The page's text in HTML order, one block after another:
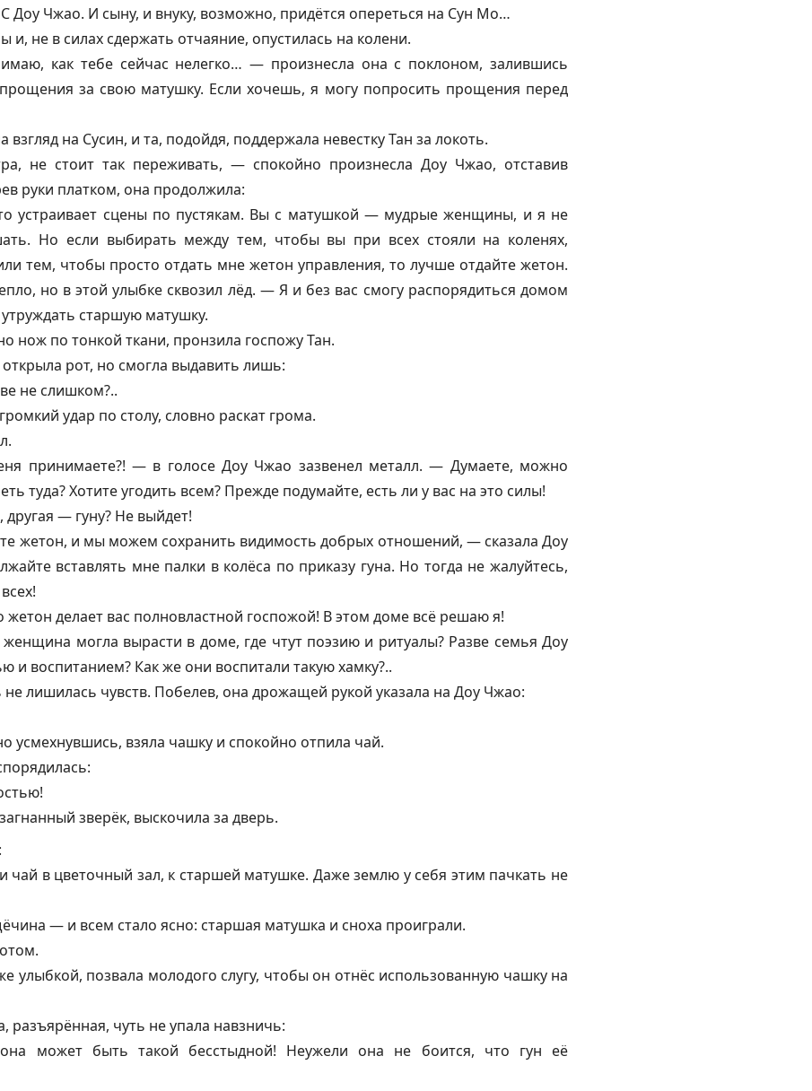
С Доу Чжао. И сыну, и внуку, возможно, придётся опереться на Сун Мо…
и, не в силах сдержать отчаяние, опустилась на колени.
как тебе сейчас нелегко… — произнесла она с поклоном, залившись
за свою матушку. Если хочешь, я могу попросить прощения перед
на Сусин, и та, подойдя, поддержала невестку Тан за локоть.
не стоит так переживать, — спокойно произнесла Доу Чжао, отставив
руки платком, она продолжила:
устраивает сцены по пустякам. Вы с матушкой — мудрые женщины, и я не
Но если выбирать между тем, чтобы вы при всех стояли на коленях,
тем, чтобы просто отдать мне жетон управления, то лучше отдайте жетон.
но в этой улыбке сквозил лёд. — Я и без вас смогу распорядиться домом
утруждать старшую матушку.
нож по тонкой ткани, пронзила госпожу Тан.
рот, но смогла выдавить лишь:
не слишком?..
удар по столу, словно раскат грома.
принимаете?! — в голосе Доу Чжао зазвенел металл. — Думаете, можно
туда? Хотите угодить всем? Прежде подумайте, есть ли у вас на это силы!
— гуну? Не выйдет!
жетон, и мы можем сохранить видимость добрых отношений, — сказала Доу
вставлять мне палки в колёса по приказу гуна. Но тогда не жалуйтесь,
жетон делает вас полновластной госпожой! В этом доме всё решаю я!
женщина могла вырасти в доме, где чтут поэзию и ритуалы? Разве семья Доу
и воспитанием? Как же они воспитали такую хамку?..
не лишилась чувств. Побелев, она дрожащей рукой указала на Доу Чжао:
усмехнувшись, взяла чашку и спокойно отпила чай.
зверёк, выскочила за дверь.
чай в цветочный зал, к старшей матушке. Даже землю у себя этим пачкать не
— и всем стало ясно: старшая матушка и сноха проиграли.
улыбкой, позвала молодого слугу, чтобы он отнёс использованную чашку на
разъярённая, чуть не упала навзничь:
может быть такой бесстыдной! Неужели она не боится, что гун её